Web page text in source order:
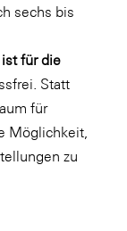
sechs bis
für die
Statt
für
Möglichkeit,
zu